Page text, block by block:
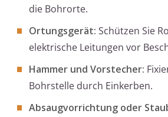
die Bohrorte.
Ortungsgerät: Schützen Sie
elektrische Leitungen vor
Hammer und Vorstecher:
Bohrstelle durch Einkerben.
Absaugvorrichtung oder